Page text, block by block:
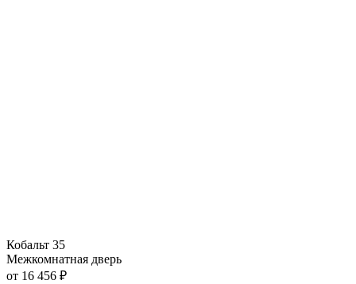
Кобальт 35
Межкомнатная дверь
от 16 456 ₽